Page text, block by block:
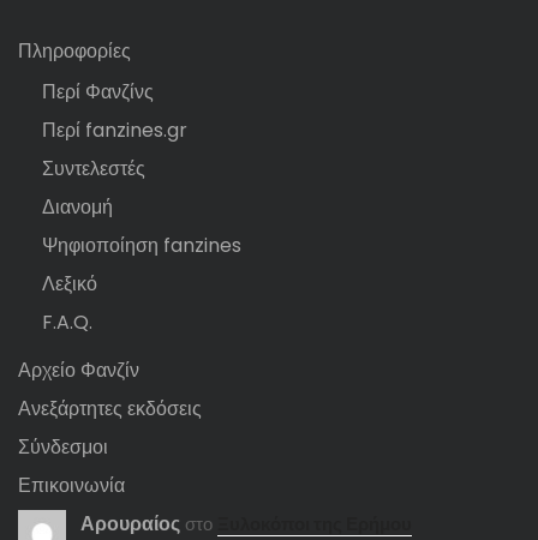
Πληροφορίες
Περί Φανζίνς
Περί fanzines.gr
Συντελεστές
Διανομή
Ψηφιοποίηση fanzines
Λεξικό
F.A.Q.
Αρχείο Φανζίν
Ανεξάρτητες εκδόσεις
Σύνδεσμοι
Επικοινωνία
Αρουραίος στο